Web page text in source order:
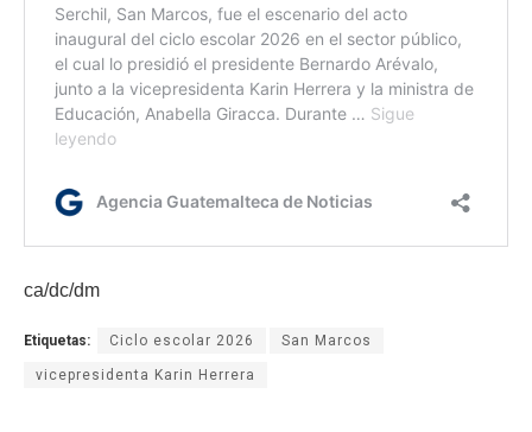
ca/dc/dm
Etiquetas: Ciclo escolar 2026 San Marcos
vicepresidenta Karin Herrera